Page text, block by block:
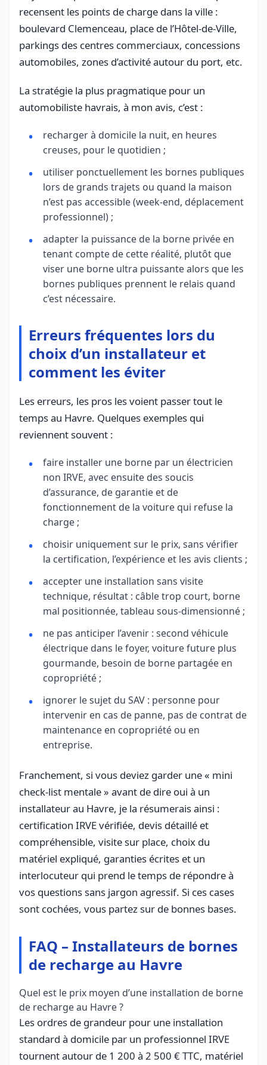
recensent les points de charge dans la ville :
boulevard Clemenceau, place de l’Hôtel-de-Ville,
parkings des centres commerciaux, concessions
automobiles, zones d’activité autour du port, etc.
La stratégie la plus pragmatique pour un
automobiliste havrais, à mon avis, c’est :
recharger à domicile la nuit, en heures
creuses, pour le quotidien ;
utiliser ponctuellement les bornes publiques
lors de grands trajets ou quand la maison
n’est pas accessible (week-end, déplacement
professionnel) ;
adapter la puissance de la borne privée en
tenant compte de cette réalité, plutôt que
viser une borne ultra puissante alors que les
bornes publiques prennent le relais quand
c’est nécessaire.
Erreurs fréquentes lors du
choix d’un installateur et
comment les éviter
Les erreurs, les pros les voient passer tout le
temps au Havre. Quelques exemples qui
reviennent souvent :
faire installer une borne par un électricien
non IRVE, avec ensuite des soucis
d’assurance, de garantie et de
fonctionnement de la voiture qui refuse la
charge ;
choisir uniquement sur le prix, sans vérifier
la certification, l’expérience et les avis clients ;
accepter une installation sans visite
technique, résultat : câble trop court, borne
mal positionnée, tableau sous-dimensionné ;
ne pas anticiper l’avenir : second véhicule
électrique dans le foyer, voiture future plus
gourmande, besoin de borne partagée en
copropriété ;
ignorer le sujet du SAV : personne pour
intervenir en cas de panne, pas de contrat de
maintenance en copropriété ou en
entreprise.
Franchement, si vous deviez garder une « mini
check-list mentale » avant de dire oui à un
installateur au Havre, je la résumerais ainsi :
certification IRVE vérifiée, devis détaillé et
compréhensible, visite sur place, choix du
matériel expliqué, garanties écrites et un
interlocuteur qui prend le temps de répondre à
vos questions sans jargon agressif. Si ces cases
sont cochées, vous partez sur de bonnes bases.
FAQ – Installateurs de bornes
de recharge au Havre
Quel est le prix moyen d’une installation de borne
de recharge au Havre ?
Les ordres de grandeur pour une installation
standard à domicile par un professionnel IRVE
tournent autour de 1 200 à 2 500 € TTC, matériel